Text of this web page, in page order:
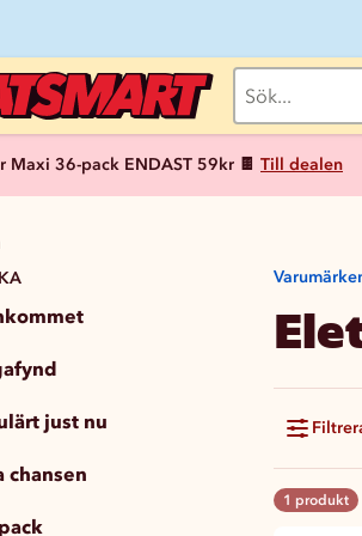
Maxi 36-pack ENDAST 59kr 🍫 Till dealen
just nu
chansen
1 produkt